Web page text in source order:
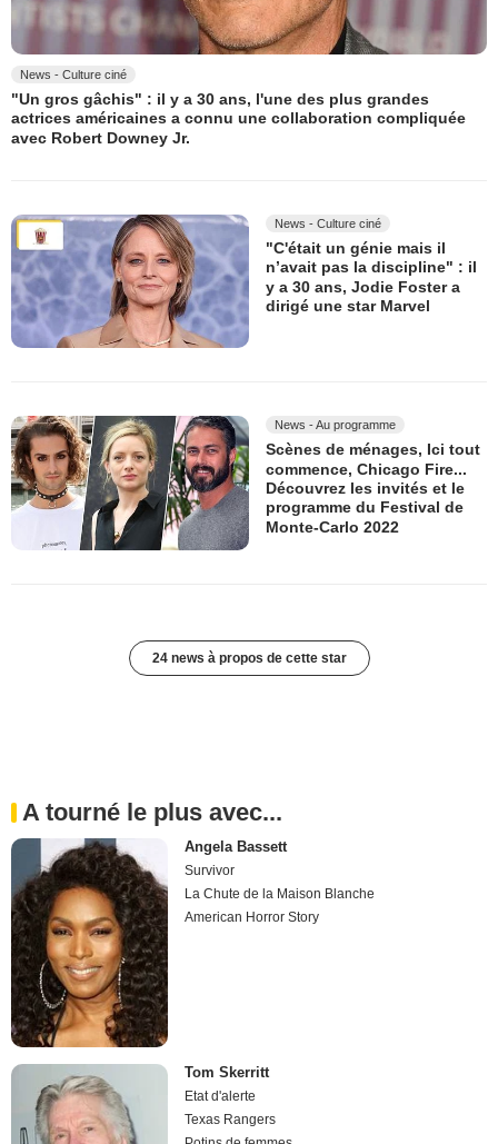
News - Culture ciné
"Un gros gâchis" : il y a 30 ans, l'une des plus grandes
actrices américaines a connu une collaboration compliquée
avec Robert Downey Jr.
News - Culture ciné
"C'était un génie mais il
n’avait pas la discipline" : il
y a 30 ans, Jodie Foster a
dirigé une star Marvel
News - Au programme
Scènes de ménages, Ici tout
commence, Chicago Fire...
Découvrez les invités et le
programme du Festival de
Monte-Carlo 2022
24 news à propos de cette star
A tourné le plus avec...
Angela Bassett
Survivor
La Chute de la Maison Blanche
American Horror Story
Tom Skerritt
Etat d'alerte
Texas Rangers